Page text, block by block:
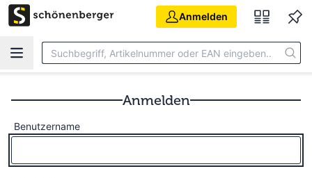
Zum Hauptinhalt springen
Anmelden
Anmelden
Benutzername